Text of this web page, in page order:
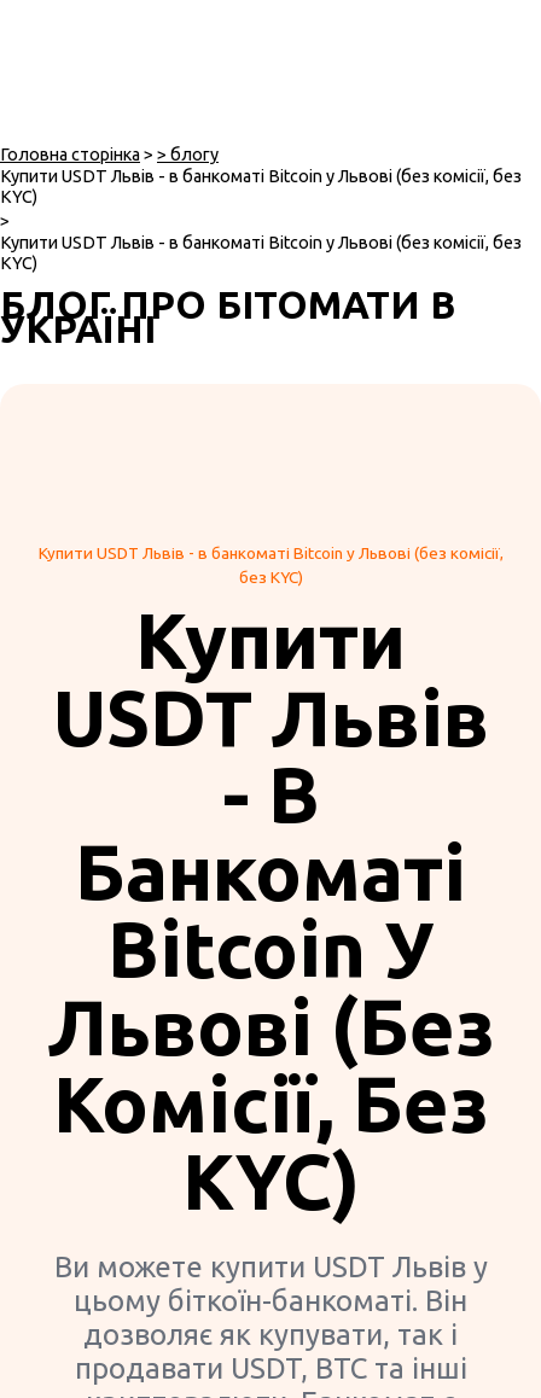
Головна сторінка> > блогу
Купити USDT Львів - в банкоматі Bitcoin у Львові (без комісії, без
KYC)
>
Купити USDT Львів - в банкоматі Bitcoin у Львові (без комісії, без
KYC)
БЛОГ ПРО БІТОМАТИ В
УКРАЇНІ
Купити USDT Львів - в банкоматі Bitcoin у Львові (без комісії,
без KYC)
Купити
USDT Львів
- В
Банкоматі
Bitcoin У
Львові (без
Комісії, Без
KYC)
Ви можете купити USDT Львів у
цьому біткоїн-банкоматі. Він
дозволяє як купувати, так і
продавати USDT, BTC та інші